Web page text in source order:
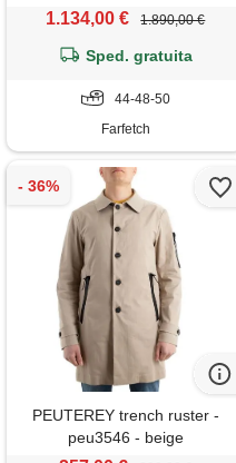
1.134,00 € 1.890,00 €
Sped. gratuita
44-48-50
Farfetch
PEUTEREY trench ruster -
peu3546 - beige